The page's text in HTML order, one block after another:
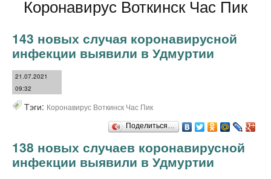
Коронавирус Воткинск Час Пик
143 новых случая коронавирусной
инфекции выявили в Удмуртии
21.07.2021
09:32
Тэги: Коронавирус Воткинск Час Пик
Поделиться…
138 новых случаев коронавирусной
инфекции выявили в Удмуртии